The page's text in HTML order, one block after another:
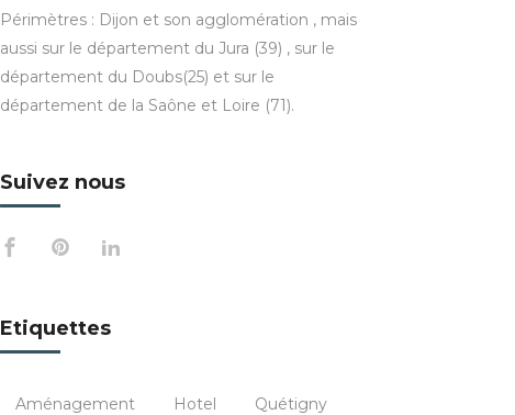
Périmètres : Dijon et son agglomération , mais
aussi sur le département du Jura (39) , sur le
département du Doubs(25) et sur le
département de la Saône et Loire (71).
Suivez nous
Etiquettes
Aménagement Hotel Quétigny